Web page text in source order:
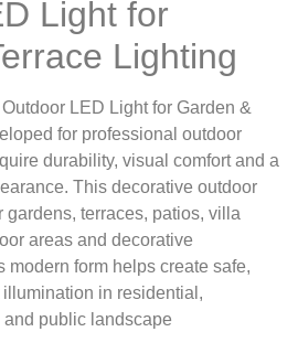
Light for
Lighting
LED Light for Garden &
for professional outdoor
durability, visual comfort and a
This decorative outdoor
gardens, terraces, patios, villa
areas and decorative
modern form helps create safe,
in residential,
public landscape